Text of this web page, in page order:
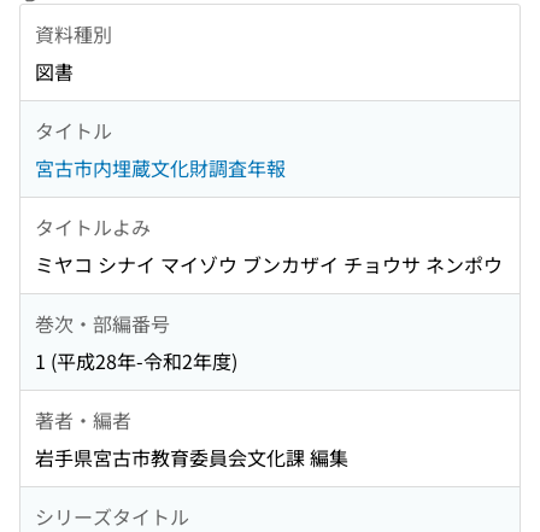
資料種別
図書
タイトル
宮古市内埋蔵文化財調査年報
タイトルよみ
ミヤコ シナイ マイゾウ ブンカザイ チョウサ ネンポウ
巻次・部編番号
1 (平成28年-令和2年度)
著者・編者
岩手県宮古市教育委員会文化課 編集
シリーズタイトル